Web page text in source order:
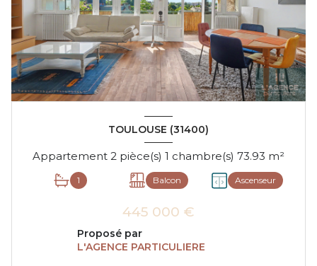
TOULOUSE (31400)
Appartement 2 pièce(s) 1 chambre(s) 73.93 m²
1 Balcon Ascenseur
445 000 €
Proposé par
L'AGENCE PARTICULIERE